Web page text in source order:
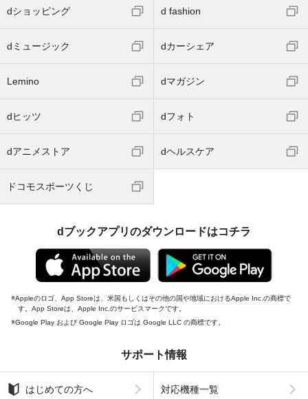
dショッピング d fashion
dミュージック dカーシェア
Lemino dマガジン
dヒッツ dフォト
dアニメストア dヘルスケア
ドコモスポーツくじ
dブックアプリのダウンロードはコチラ
Appleのロゴ、App Storeは、米国もしくはその他の国や地域におけるApple Inc.の商標で
す。App Storeは、Apple Inc.のサービスマークです。
Google Play および Google Play ロゴは Google LLC の商標です。
サポート情報
はじめての方へ 対応機種一覧